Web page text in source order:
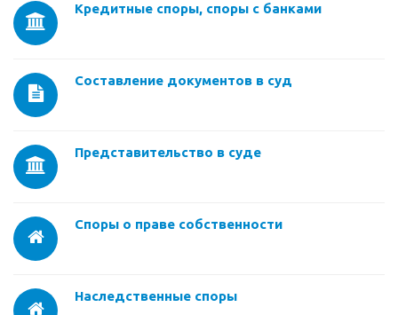
Кредитные споры, споры с банками
Составление документов в суд
Представительство в суде
Споры о праве собственности
Наследственные споры